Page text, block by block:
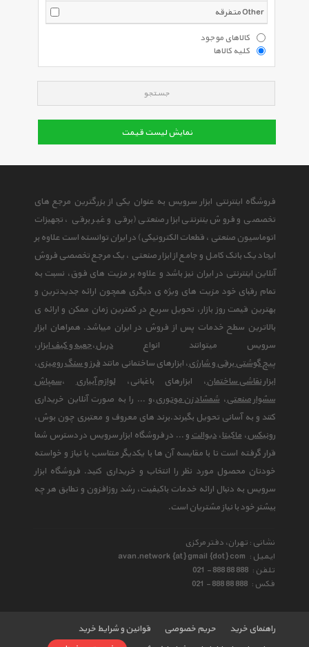
متفرقه Other
کالاهای موجود
کلیه کالاها
جستجو
نمایش لیست قیمت
فروشگاه اینترنتی ابزار سرویس به عنوان یکی از بزرگترین مرجع های
تخصصی و فروش ینترنتی ابزار صنعتی (برقی و غیر برقی ، تجهیزات
اتوماسیون صنعتی ، قطعات الکترونیکی) در ایران توانسته است علاوه بر
ایجاد یک بانک کامل و جامع از ابزار صنعتی ، یک مرجع تخصصی فروش
آنلاین اینترنتی در ایران نیز باشد و علاوه بر مزیت های فوق، نسبت به
تمام رقبای خود مزیت های ویژه ی دیگری همچون ارائه جدیدترین و
بهترین قیمت روز بازار، تحویل سریع در کمترین زمان ممکن و ارائه ی
بالاترین سطح خدمات پس از فروش در ایران میباشد. همراهان ابزار
سرویس میتوانند انواع دریل،جعبه و کیف ابزار،
پیچ گوشتی برقی و شارژی، ابزارهای ساختمانی مانند فرز و سنگ رومیزی،
ابزار نقاشی ساختمان، ابزارهای باغبانی،لوازم آبیاری ،سمپاش
سشوار صنعتی،شمشاد زن موتوری،و ... را به صورت آنلاین خریداری
کنند و به آسانی تحویل بگیرند.برند های معروف و معتبری چون بوش،
رونیکس،ماکیتا،دیوالتو ... در فروشگاه ابزار سرویس در دسترس شما
قرار گرفته است تا با مقایسه آن ها با یکدیگر متناسب با نیاز و خواسته
خودتان محصول مورد نظر را انتخاب و خریداری کنید. فروشگاه ابزار
سرویس به دنبال ارائه خدمات باکیفیت، رشد روزافزون و تطابق هر چه
بیشتر خود با نیاز مشتریان است.
نشانی : تهران، دفتر مرکزی
ایمیل : avan.network {at} gmail {dot} com
تلفن : 021 - 888 88 888
فکس : 021 - 888 88 888
راهنمای خرید حریم خصوصی
قوانین و شرایط خرید